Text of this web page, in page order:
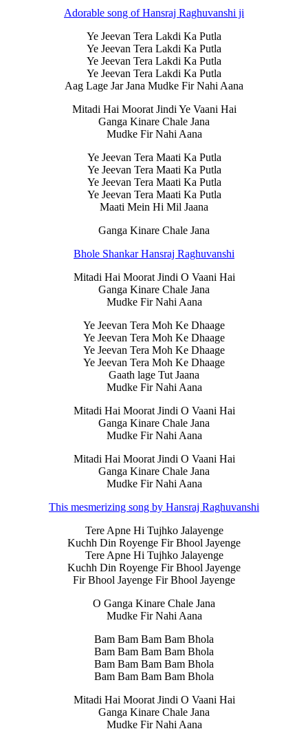
Adorable song of Hansraj Raghuvanshi ji
Ye Jeevan Tera Lakdi Ka Putla
Ye Jeevan Tera Lakdi Ka Putla
Ye Jeevan Tera Lakdi Ka Putla
Ye Jeevan Tera Lakdi Ka Putla
Aag Lage Jar Jana Mudke Fir Nahi Aana
Mitadi Hai Moorat Jindi Ye Vaani Hai
Ganga Kinare Chale Jana
Mudke Fir Nahi Aana
Ye Jeevan Tera Maati Ka Putla
Ye Jeevan Tera Maati Ka Putla
Ye Jeevan Tera Maati Ka Putla
Ye Jeevan Tera Maati Ka Putla
Maati Mein Hi Mil Jaana
Ganga Kinare Chale Jana
Bhole Shankar Hansraj Raghuvanshi
Mitadi Hai Moorat Jindi O Vaani Hai
Ganga Kinare Chale Jana
Mudke Fir Nahi Aana
Ye Jeevan Tera Moh Ke Dhaage
Ye Jeevan Tera Moh Ke Dhaage
Ye Jeevan Tera Moh Ke Dhaage
Ye Jeevan Tera Moh Ke Dhaage
Gaath lage Tut Jaana
Mudke Fir Nahi Aana
Mitadi Hai Moorat Jindi O Vaani Hai
Ganga Kinare Chale Jana
Mudke Fir Nahi Aana
Mitadi Hai Moorat Jindi O Vaani Hai
Ganga Kinare Chale Jana
Mudke Fir Nahi Aana
This mesmerizing song by Hansraj Raghuvanshi
Tere Apne Hi Tujhko Jalayenge
Kuchh Din Royenge Fir Bhool Jayenge
Tere Apne Hi Tujhko Jalayenge
Kuchh Din Royenge Fir Bhool Jayenge
Fir Bhool Jayenge Fir Bhool Jayenge
O Ganga Kinare Chale Jana
Mudke Fir Nahi Aana
Bam Bam Bam Bam Bhola
Bam Bam Bam Bam Bhola
Bam Bam Bam Bam Bhola
Bam Bam Bam Bam Bhola
Mitadi Hai Moorat Jindi O Vaani Hai
Ganga Kinare Chale Jana
Mudke Fir Nahi Aana